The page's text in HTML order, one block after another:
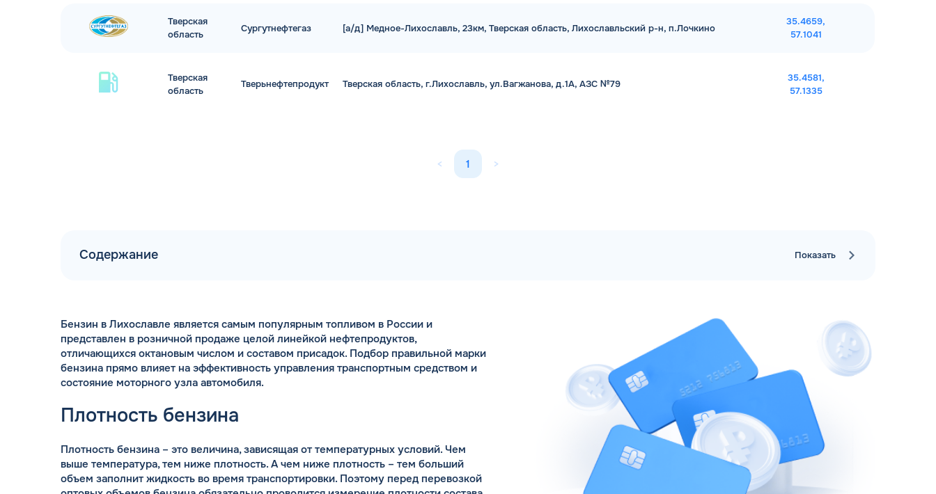
Тверская
область
Сургутнефтегаз [а/д] Медное-Лихославль, 23км, Тверская область, Лихославльский р-н, п.Лочкино
35.4659,
57.1041
Тверская
область
Тверьнефтепродукт Тверская область, г.Лихославль, ул.Вагжанова, д.1А, АЗС №79
35.4581,
57.1335
< 1 >
Содержание Показать
Бензин в Лихославле является самым популярным топливом в России и
представлен в розничной продаже целой линейкой нефтепродуктов,
отличающихся октановым числом и составом присадок. Подбор правильной марки
бензина прямо влияет на эффективность управления транспортным средством и
состояние моторного узла автомобиля.
Плотность бензина
Плотность бензина – это величина, зависящая от температурных условий. Чем
выше температура, тем ниже плотность. А чем ниже плотность – тем больший
объем заполнит жидкость во время транспортировки. Поэтому перед перевозкой